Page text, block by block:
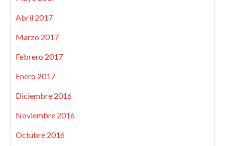
Abril 2017
Marzo 2017
Febrero 2017
Enero 2017
Diciembre 2016
Noviembre 2016
Octubre 2016